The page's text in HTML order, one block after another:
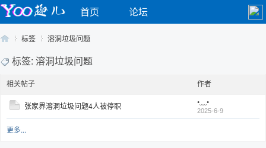
首页 论坛
Yo›
标签 溶洞垃圾问题
标签: 溶洞垃圾问题
相关帖子 作者
张家界溶洞垃圾问题4人被停职 •﹏•
2025-6-9
更多...